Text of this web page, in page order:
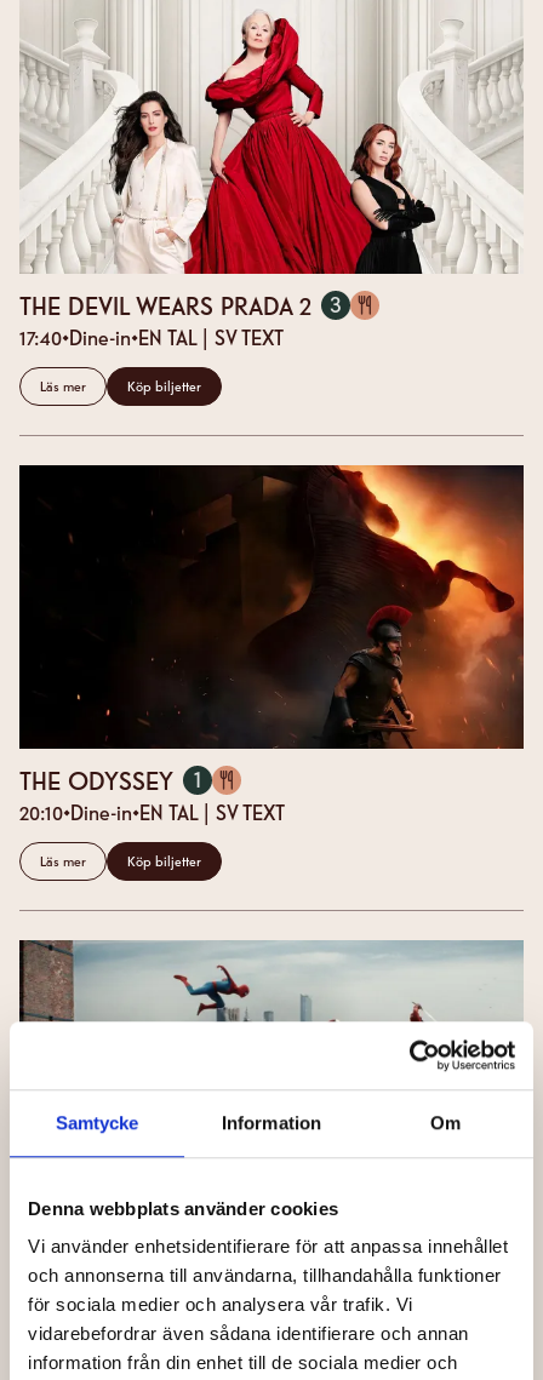
Samtycke Information Om
Denna webbplats använder cookies
Vi använder enhetsidentifierare för att anpassa innehållet
och annonserna till användarna, tillhandahålla funktioner
för sociala medier och analysera vår trafik. Vi
vidarebefordrar även sådana identifierare och annan
information från din enhet till de sociala medier och
THE DEVIL WEARS PRADA 2 (17:40)
SALONG
3
17:40 Dine-in EN TAL| SV TEXT
Läs mer Köp biljetter
THE ODYSSEY(20:10)
SALONG
1
20:10 Dine-in EN TAL| SV TEXT
Läs mer Köp biljetter
SPIDER-MAN: BRAND NEW DAY(20:20)
SALONG
4
20:20 Dine-in EN TAL| SV TEXT
Läs mer Köp biljetter